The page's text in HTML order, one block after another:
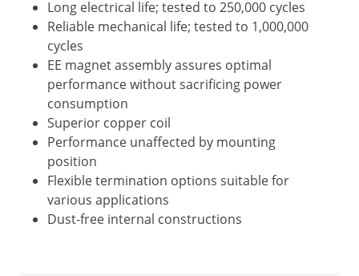
Long electrical life; tested to 250,000 cycles
Reliable mechanical life; tested to 1,000,000
cycles
EE magnet assembly assures optimal
performance without sacrificing power
consumption
Superior copper coil
Performance unaffected by mounting
position
Flexible termination options suitable for
various applications
Dust-free internal constructions